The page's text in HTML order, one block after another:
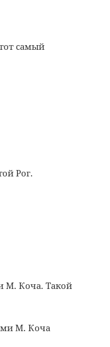
самый
Рог.
М. Коча. Такой